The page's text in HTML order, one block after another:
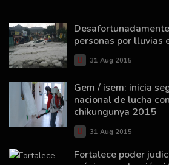
personas por lluvias
31 Aug 2015
Gem / isem: inicia
nacional de lucha
chikungunya 2015
31 Aug 2015
Fortalece poder